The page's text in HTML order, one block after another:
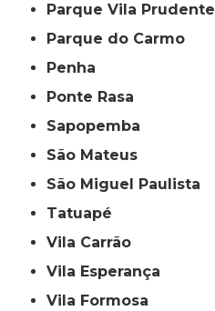
Parque Vila Prudente
Parque do Carmo
Penha
Ponte Rasa
Sapopemba
São Mateus
São Miguel Paulista
Tatuapé
Vila Carrão
Vila Esperança
Vila Formosa